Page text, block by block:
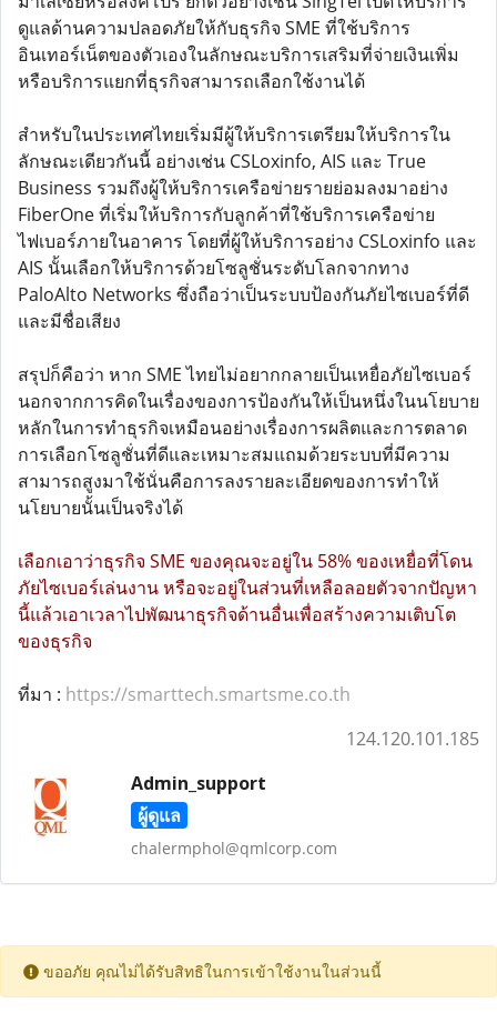
ดูแลด้านความปลอดภัยให้กับธุรกิจ SME ที่ใช้บริการ
อินเทอร์เน็ตของตัวเองในลักษณะบริการเสริมที่จ่ายเงินเพิ่ม
หรือบริการแยกที่ธุรกิจสามารถเลือกใช้งานได้
สำหรับในประเทศไทยเริ่มมีผู้ให้บริการเตรียมให้บริการใน
ลักษณะเดียวกันนี้ อย่างเช่น CSLoxinfo, AIS และ True
Business รวมถึงผู้ให้บริการเครือข่ายรายย่อมลงมาอย่าง
FiberOne ที่เริ่มให้บริการกับลูกค้าที่ใช้บริการเครือข่าย
ไฟเบอร์ภายในอาคาร โดยที่ผู้ให้บริการอย่าง CSLoxinfo และ
AIS นั้นเลือกให้บริการด้วยโซลูชั่นระดับโลกจากทาง
PaloAlto Networks ซึ่งถือว่าเป็นระบบป้องกันภัยไซเบอร์ที่ดี
และมีชื่อเสียง
สรุปก็คือว่า หาก SME ไทยไม่อยากกลายเป็นเหยื่อภัยไซเบอร์
นอกจากการคิดในเรื่องของการป้องกันให้เป็นหนึ่งในนโยบาย
หลักในการทำธุรกิจเหมือนอย่างเรื่องการผลิตและการตลาด
การเลือกโซลูชั่นที่ดีและเหมาะสมแถมด้วยระบบที่มีความ
สามารถสูงมาใช้นั่นคือการลงรายละเอียดของการทำให้
นโยบายนั้นเป็นจริงได้
เลือกเอาว่าธุรกิจ SME ของคุณจะอยู่ใน 58% ของเหยื่อที่โดน
ภัยไซเบอร์เล่นงาน หรือจะอยู่ในส่วนที่เหลือลอยตัวจากปัญหา
นี้แล้วเอาเวลาไปพัฒนาธุรกิจด้านอื่นเพื่อสร้างความเติบโต
ของธุรกิจ
ที่มา : https://smarttech.smartsme.co.th
124.120.101.185
Admin_support
ผู้ดูแล
chalermphol@qmlcorp.com
ขออภัย คุณไม่ได้รับสิทธิในการเข้าใช้งานในส่วนนี้